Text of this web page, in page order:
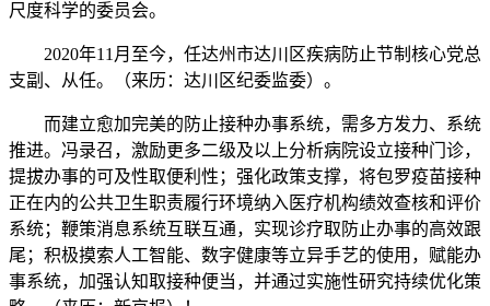
尺度科学的委员会。
2020年11月至今，任达州市达川区疾病防止节制核心党总
支副、从任。（来历：达川区纪委监委）。
而建立愈加完美的防止接种办事系统，需多方发力、系统
推进。冯录召，激励更多二级及以上分析病院设立接种门诊，
提拔办事的可及性取便利性；强化政策支撑，将包罗疫苗接种
正在内的公共卫生职责履行环境纳入医疗机构绩效查核和评价
系统；鞭策消息系统互联互通，实现诊疗取防止办事的高效跟
尾；积极摸索人工智能、数字健康等立异手艺的使用，赋能办
事系统，加强认知取接种便当，并通过实施性研究持续优化策